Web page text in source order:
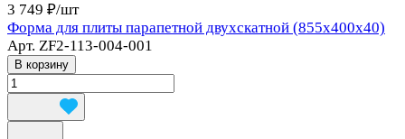
3 749 ₽/шт
Форма для плиты парапетной двухскатной (855x400x40)
Арт. ZF2-113-004-001
В корзину